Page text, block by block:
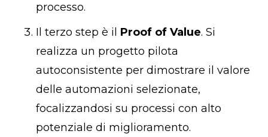
processo.
Il terzo step è il Proof of Value. Si
realizza un progetto pilota
autoconsistente per dimostrare il valore
delle automazioni selezionate,
focalizzandosi su processi con alto
potenziale di miglioramento.